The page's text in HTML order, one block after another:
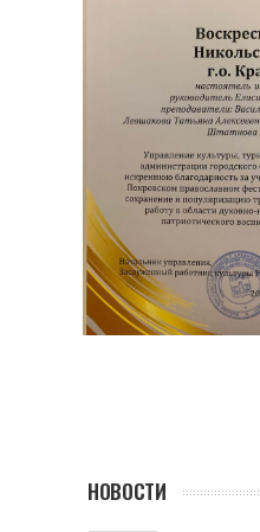
НОВОСТИ